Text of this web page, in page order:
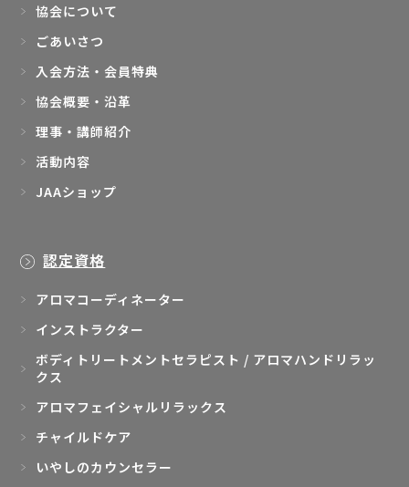
協会について
ごあいさつ
入会方法・会員特典
協会概要・沿革
理事・講師紹介
活動内容
JAAショップ
認定資格
アロマコーディネーター
インストラクター
ボディトリートメントセラピスト / アロマハンドリラッ
クス
アロマフェイシャルリラックス
チャイルドケア
いやしのカウンセラー